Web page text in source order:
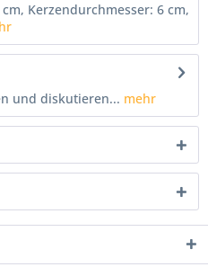
Kerzendurchmesser: 6 cm,
und diskutieren... mehr